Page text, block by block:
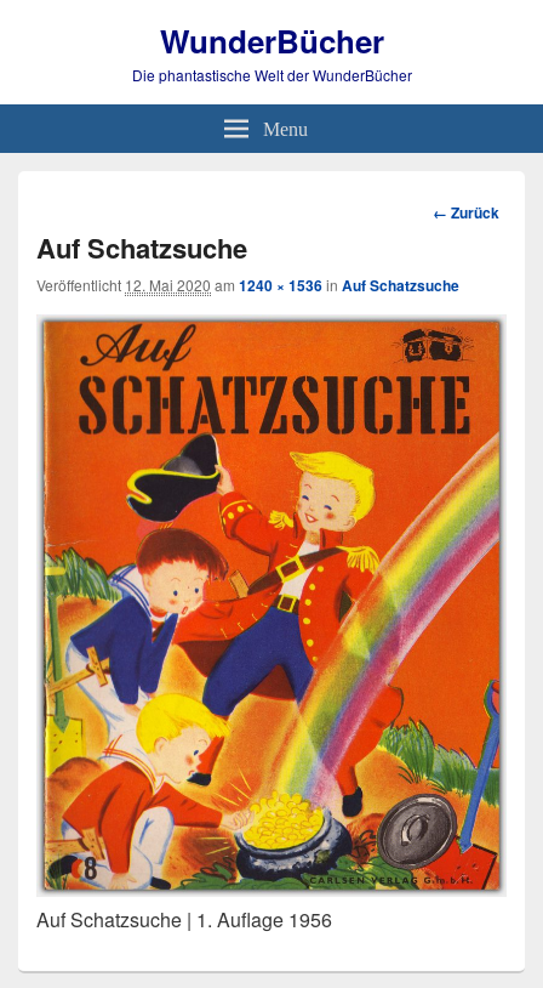
WunderBücher
Die phantastische Welt der WunderBücher
Menu
Bild-
← Zurück
Auf Schatzsuche
Veröffentlicht 12. Mai 2020 am 1240 × 1536in Auf Schatzsuche
Auf Schatzsuche | 1. Auflage 1956